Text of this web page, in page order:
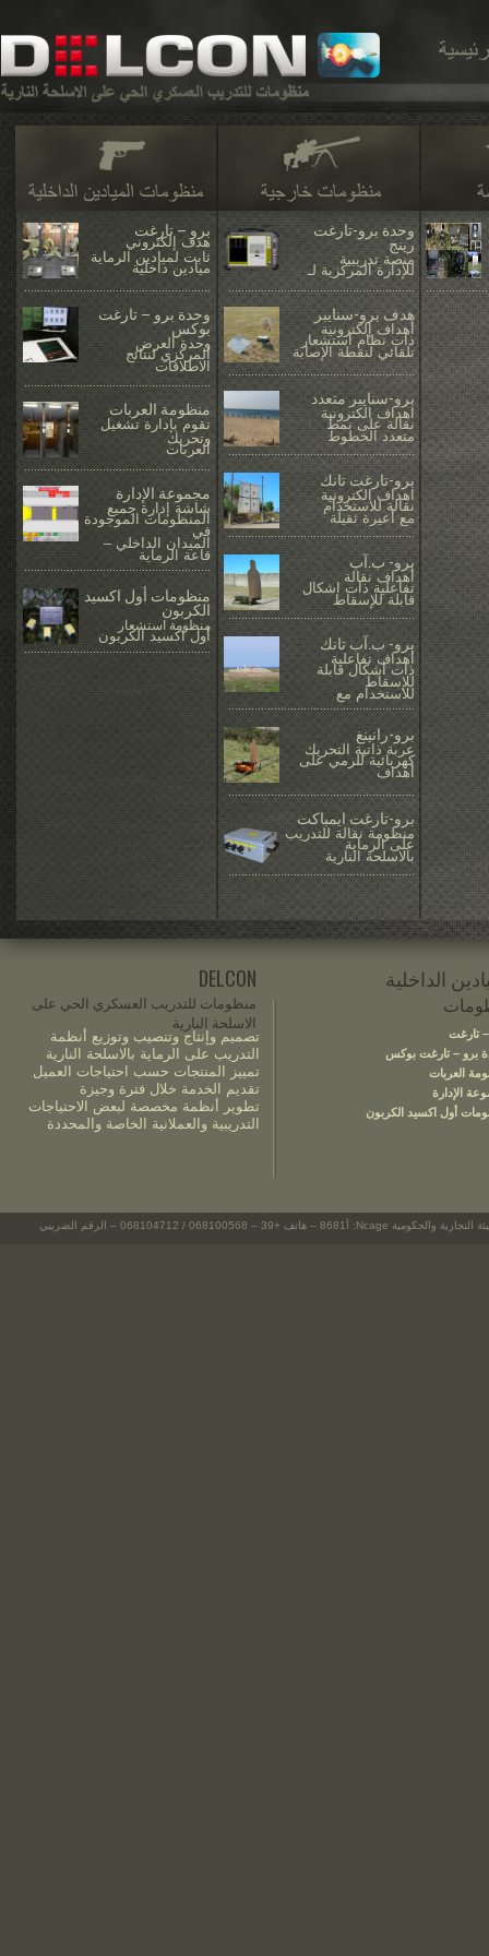
برو – تارغت
هدف إلكتروني
ثابت لميادين الرماية
ميادين داخلية
وحدة برو – تارغت
بوكس
وحدة العرض
المركزي لنتائج
الاطلاقات
منظومة العربات
تقوم بإدارة تشغيل
وتحريك
العربات
مجموعة الإدارة
شاشة إدارة جميع
المنظومات الموجودة
في
الميدان الداخلي –
قاعة الرماية
.........................................................
منظومات أول اكسيد
الكربون
منظومة استشعار
أول اكسيد الكربون
وحدة برو-تارغت
رينج
منصة تدريبية
للإدارة المركزية لـ
.........................................................
هدف برو-سنايبر
أهداف إلكترونية
ذات نظام استشعار
تلقائي لنقطة الإصابة
.........................................................
برو-سنايبر متعدد
اهداف الكترونية
نقالة على نمط
متعدد الخطوط
.........................................................
برو-تارغت تانك
اهداف الكترونية
نقالة للاستخدام
مع أعيرة ثقيلة
.........................................................
برو- ب.آب
أهداف نقالة
تفاعلية ذات اشكال
قابلة للإسقاط
.........................................................
برو- ب.آب تانك
أهداف تفاعلية
ذات أشكال قابلة
للإسقاط
للاستخدام مع
.........................................................
برو-رانينغ
عربة ذاتية التحريك
كهربائية للرمي على
أهداف
.........................................................
برو-تارغت ايمباكت
منظومة نقالة للتدريب
على الرماية
بالاسلحة النارية
.........................................................
©2021 ديلكون info@delconit.com – ايطاليا - روما – ناتو رقم الهيئة التجارية والحكومية Ncage: أ8681 – هاتف +39 – 068100568 / 068104712 – الرقم الضريبي
تصميم وإنتاج وتنصيب وتوزيع أنظمة
التدريب على الرماية بالاسلحة النارية
تمييز المنتجات حسب احتياجات العميل
تقديم الخدمة خلال فترة وجيزة
تطوير أنظمة مخصصة لبعض الاحتياجات
التدريبية والعملانية الخاصة والمحددة
DELCON
منظومات للتدريب العسكري الحي على
الاسلحة النارية
– تارغت بوكس
أول اكسيد الكربون
الداخلية